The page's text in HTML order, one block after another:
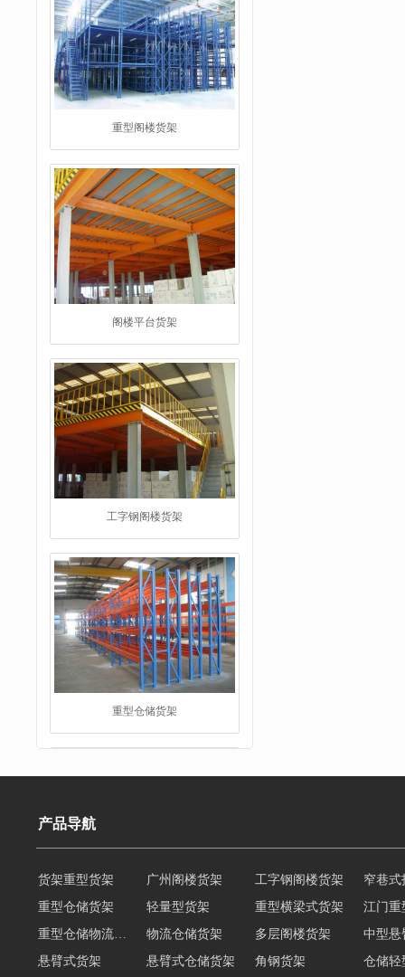
阁楼平台货架
工字钢阁楼货架
重型仓储货架
仓储货架
阁楼货架
产品导航
重型仓储货架 轻量型货架 重型横梁式货架
江门重
物流仓储货架 多层阁楼货架
中型悬
悬臂式货架
悬臂式仓储货架 角钢货架
仓储轻
轻型货架
轻型仓储货架 移动式货架 横梁式